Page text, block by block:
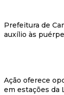
Prefeitura de
auxílio às
Ação oferece
em estações da